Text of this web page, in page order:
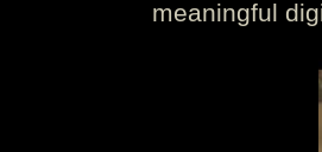
meaningful